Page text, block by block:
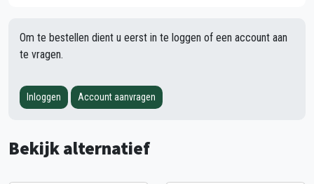
Om te bestellen dient u eerst in te loggen of een account aan
te vragen.
Inloggen Account aanvragen
Bekijk alternatief